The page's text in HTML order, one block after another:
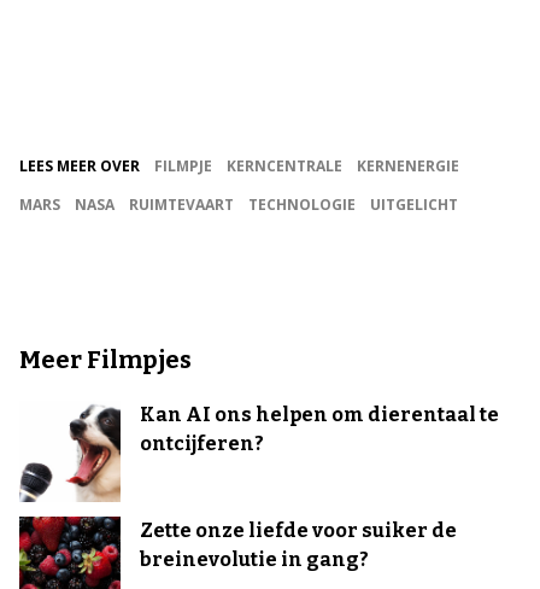
LEES MEER OVER FILMPJE KERNCENTRALE
KERNENERGIE
MARS
NASA RUIMTEVAART TECHNOLOGIE UITGELICHT
Meer Filmpjes
Kan AI ons helpen om dierentaal te
ontcijferen?
Zette onze liefde voor suiker de
breinevolutie in gang?